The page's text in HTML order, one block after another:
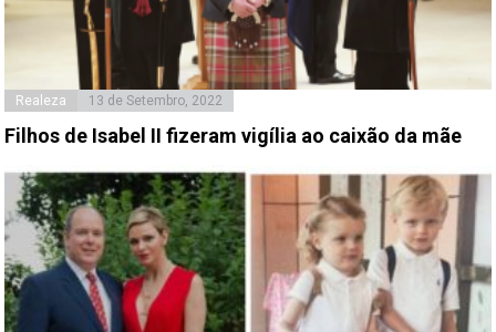
Realeza 13 de Setembro, 2022
Filhos de Isabel II fizeram vigília ao caixão da mãe